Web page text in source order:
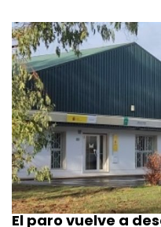
El paro vuelve a